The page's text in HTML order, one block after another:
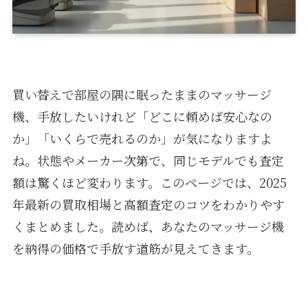
買い替えで部屋の隅に眠ったままのマッサージ
機、手放したいけれど「どこに頼めば安心なの
か」「いくらで売れるのか」が気になりますよ
ね。状態やメーカー次第で、同じモデルでも査定
額は驚くほど変わります。このページでは、2025
年最新の買取相場と高額査定のコツをわかりやす
くまとめました。読めば、あなたのマッサージ機
を納得の価格で手放す道筋が見えてきます。